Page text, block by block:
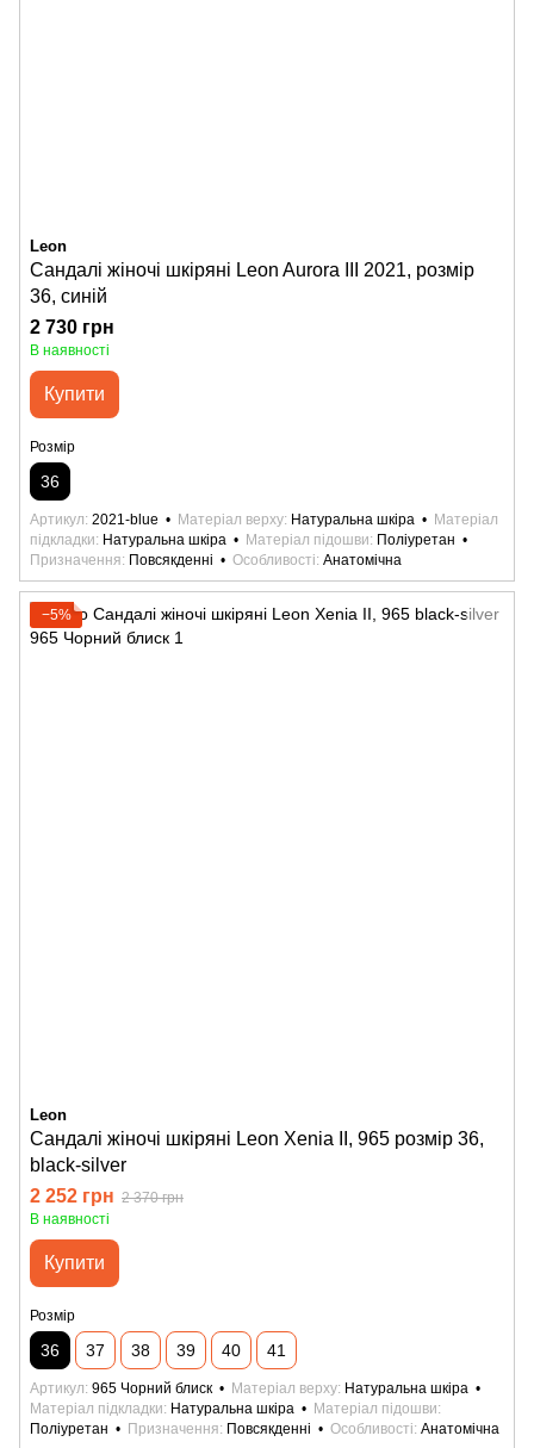
Leon
Сандалі жіночі шкіряні Leon Aurora III 2021, розмір
36, синій
2 730 грн
В наявності
Купити
Розмір
36
Артикул 2021-blue Матеріал верху Натуральна шкіра
Матеріал
підкладки
Натуральна шкіра Матеріал підошви
Поліуретан
Призначення
Повсякденні Особливості Анатомічна
−5%
Leon
Сандалі жіночі шкіряні Leon Xenia II, 965 розмір 36,
black-silver
2 252 грн 2 370 грн
В наявності
Купити
Розмір
36 37 38 39 40 41
Артикул 965 Чорний блиск Матеріал верху Натуральна шкіра
Матеріал підкладки
Натуральна шкіра
Матеріал підошви
Поліуретан
Призначення Повсякденні Особливості Анатомічна